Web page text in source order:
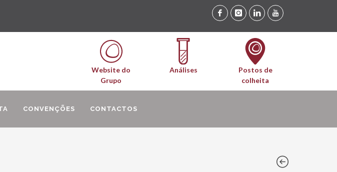
Website do
Grupo
Análises
Postos de
colheita
CONVENÇÕES CONTACTOS